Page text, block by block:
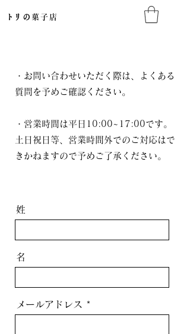
​トリの 菓子店​
・お問い合わせいただく際は、よくある
質問を予めご確認ください。
​・営業時間は平日10:00~17:00です。
土日祝日等、営業時間外でのご対応はで
きかねますので予めご了承ください。
姓
名
メールアドレス